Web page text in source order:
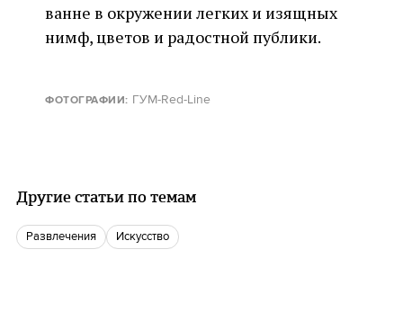
ванне в окружении легких и изящных
нимф, цветов и радостной публики.
ФОТОГРАФИИ: ГУМ-Red-Line
Другие статьи по темам
Развлечения Искусство